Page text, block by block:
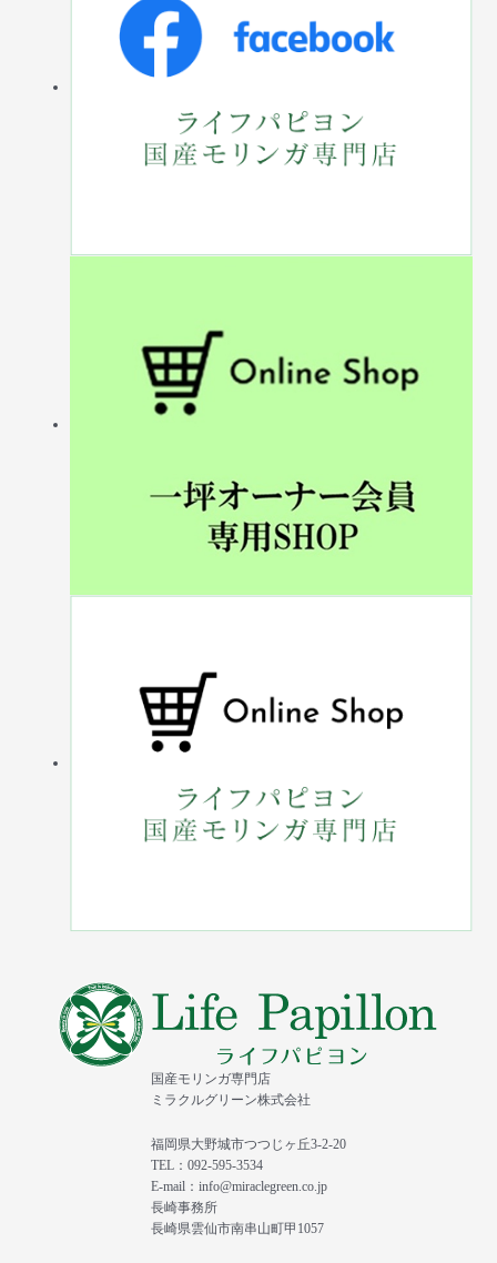
国産モリンガ専門店
ミラクルグリーン株式会社
福岡県大野城市つつじヶ丘3-2-20
TEL：092-595-3534
E-mail：info@miraclegreen.co.jp
長崎事務所
長崎県雲仙市南串山町甲1057